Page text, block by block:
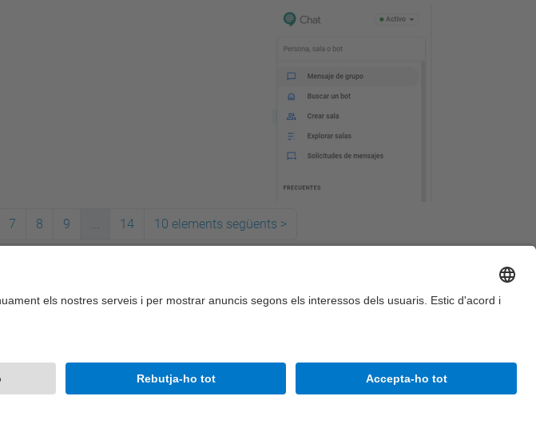
7 8 9 ... 14 10 elements següents >